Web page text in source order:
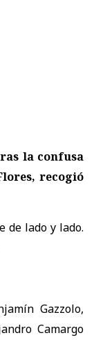
la confusa
recogió
de lado y lado.
Gazzolo,
Camargo